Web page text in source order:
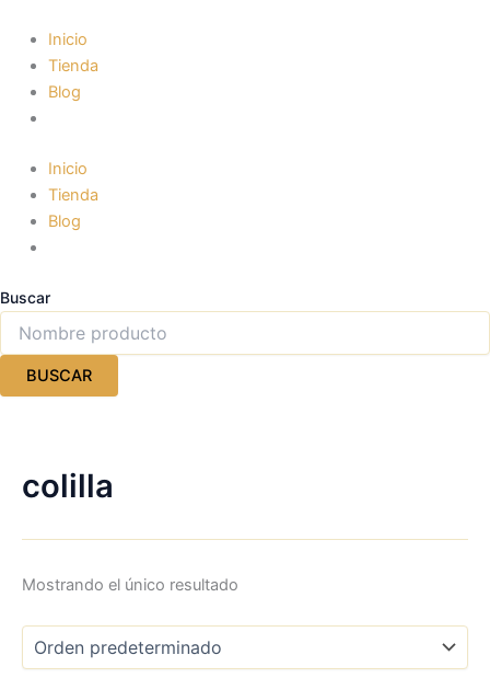
contenido
Inicio
Tienda
Blog
Inicio
Tienda
Blog
Buscar
BUSCAR
colilla
Mostrando el único resultado